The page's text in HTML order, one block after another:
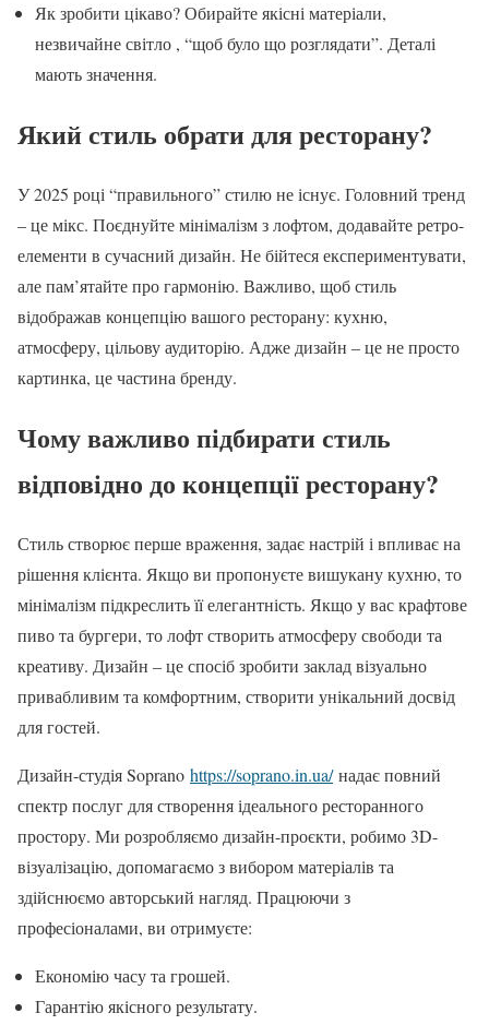
Як зробити цікаво? Обирайте якісні матеріали,
незвичайне світло , “щоб було що розглядати”. Деталі
мають значення.
Який стиль обрати для ресторану?
У 2025 році “правильного” стилю не існує. Головний тренд
– це мікс. Поєднуйте мінімалізм з лофтом, додавайте ретро-
елементи в сучасний дизайн. Не бійтеся експериментувати,
але пам’ятайте про гармонію. Важливо, щоб стиль
відображав концепцію вашого ресторану: кухню,
атмосферу, цільову аудиторію. Адже дизайн – це не просто
картинка, це частина бренду.
Чому важливо підбирати стиль
відповідно до концепції ресторану?
Стиль створює перше враження, задає настрій і впливає на
рішення клієнта. Якщо ви пропонуєте вишукану кухню, то
мінімалізм підкреслить її елегантність. Якщо у вас крафтове
пиво та бургери, то лофт створить атмосферу свободи та
креативу. Дизайн – це спосіб зробити заклад візуально
привабливим та комфортним, створити унікальний досвід
для гостей.
Дизайн-студія Soprano https://soprano.in.ua/надає повний
спектр послуг для створення ідеального ресторанного
простору. Ми розробляємо дизайн-проєкти, робимо 3D-
візуалізацію, допомагаємо з вибором матеріалів та
здійснюємо авторський нагляд. Працюючи з
професіоналами, ви отримуєте:
Економію часу та грошей.
Гарантію якісного результату.